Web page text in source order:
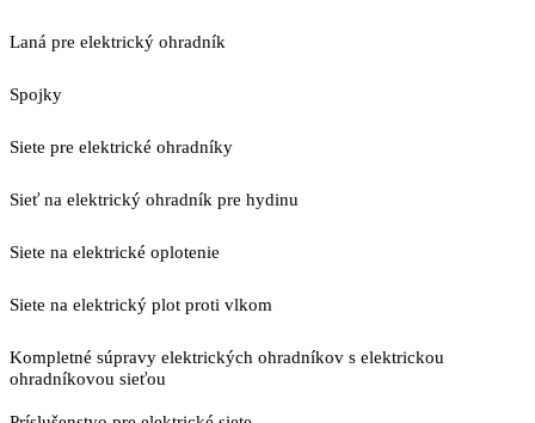
Laná pre elektrický ohradník
Spojky
Siete pre elektrické ohradníky
Sieť na elektrický ohradník pre hydinu
Siete na elektrické oplotenie
Siete na elektrický plot proti vlkom
Kompletné súpravy elektrických ohradníkov s elektrickou
ohradníkovou sieťou